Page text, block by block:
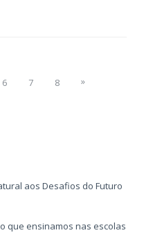
6 7 8 »
aos Desafios do Futuro
que ensinamos nas escolas